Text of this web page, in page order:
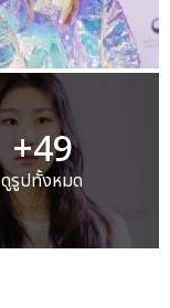
+49
ดูรูปทั้งหมด